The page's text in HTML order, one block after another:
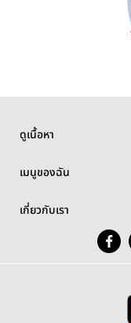
ดูเนื้อหา
เมนูของฉัน
เกี่ยวกับเรา